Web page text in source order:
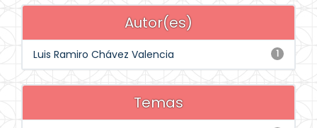
Autor(es)
1
Luis Ramiro Chávez Valencia
Temas